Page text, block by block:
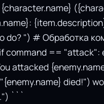
do? ") # Обработка
command ==
attacked
died!")
```